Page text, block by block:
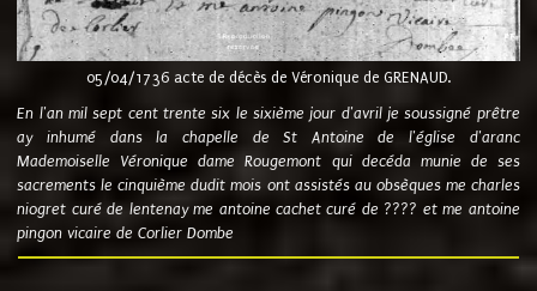
05/04/1736 acte de décès de Véronique de GRENAUD.
En l'an mil sept cent trente six le sixième jour d'avril je soussigné prêtre
ay inhumé dans la chapelle de St Antoine de l'église d'aranc
Mademoiselle Véronique dame Rougemont qui decéda munie de ses
sacrements le cinquième dudit mois ont assistés au obsèques me charles
niogret curé de lentenay me antoine cachet curé de ???? et me antoine
pingon vicaire de Corlier Dombe